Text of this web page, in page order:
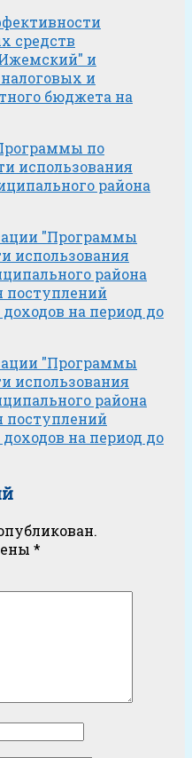
средств
и
и
бюджета на
по
использования
района
"Программы
использования
района
поступлений
на период до
"Программы
использования
района
поступлений
на период до
*